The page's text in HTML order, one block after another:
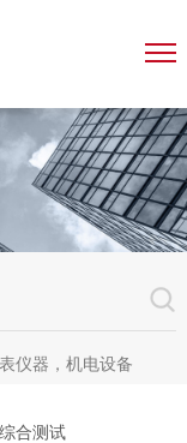
仪器，机电设备
合测试